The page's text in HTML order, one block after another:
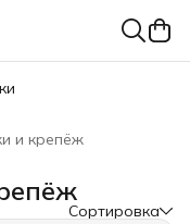
и крепёж
Сортировка